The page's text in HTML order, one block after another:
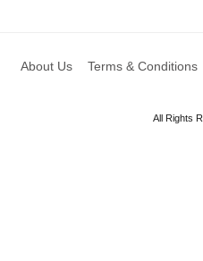
About Us Terms & Conditions
All Rights